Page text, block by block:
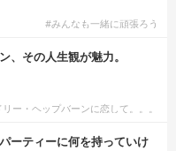
#みんなも一緒に頑張ろう
、その人生観が魅力。
ー・ヘップバーンに恋して。。。
ーティーに何を持っていけ